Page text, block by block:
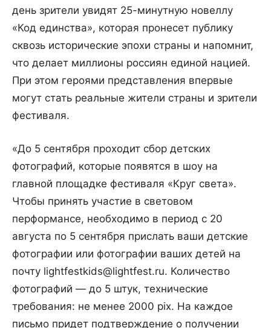
день зрители увидят 25-минутную новеллу
«Код единства», которая пронесет публику
сквозь исторические эпохи страны и напомнит,
что делает миллионы россиян единой нацией.
При этом героями представления впервые
могут стать реальные жители страны и зрители
фестиваля.
«До 5 сентября проходит сбор детских
фотографий, которые появятся в шоу на
главной площадке фестиваля «Круг света».
Чтобы принять участие в световом
перформансе, необходимо в период с 20
августа по 5 сентября прислать ваши детские
фотографии или фотографии ваших детей на
почту lightfestkids@lightfest.ru. Количество
фотографий — до 5 штук, технические
требования: не менее 2000 piх. На каждое
письмо придет подтверждение о получении